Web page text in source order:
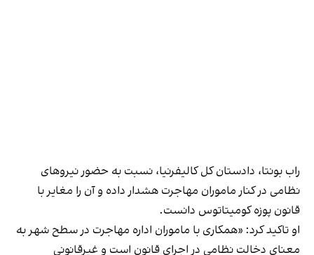
راب بونتا، دادستان کل کالیفرنیا، نسبت به حضور نیروهای
نظامی در کنار ماموران مهاجرت هشدار داده و آن را مغایر با
قانون پوزه کومیتاتوس دانست.
او تاکید کرد: «همکاری با ماموران اداره مهاجرت در سطح شهر به
معنای دخالت نظامی در اجرای قانون است و غیرقانونی